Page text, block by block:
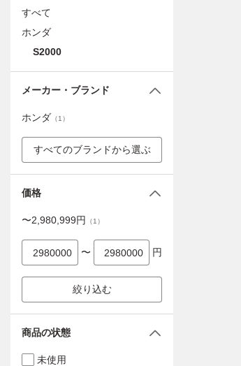
すべて
ホンダ
S2000
メーカー・ブランド
ホンダ （1 ）
すべてのブランドから選ぶ
価格
〜2,980,999円 （1 ）
〜 円
絞り込む
商品の状態
未使用